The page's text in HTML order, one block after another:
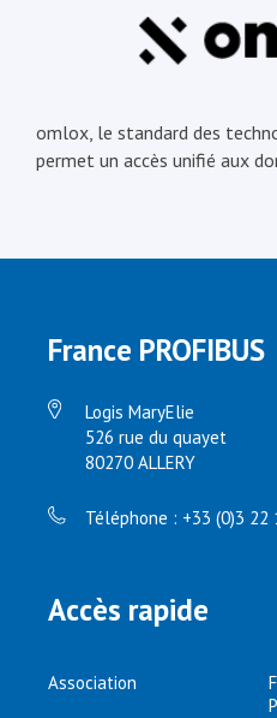
omlox, le standard des
permet un accès unifié aux
France PROFIBUS
Logis MaryElie
526 rue du quayet
80270 ALLERY
Téléphone : +33 (0)3 22
Accès rapide
Association